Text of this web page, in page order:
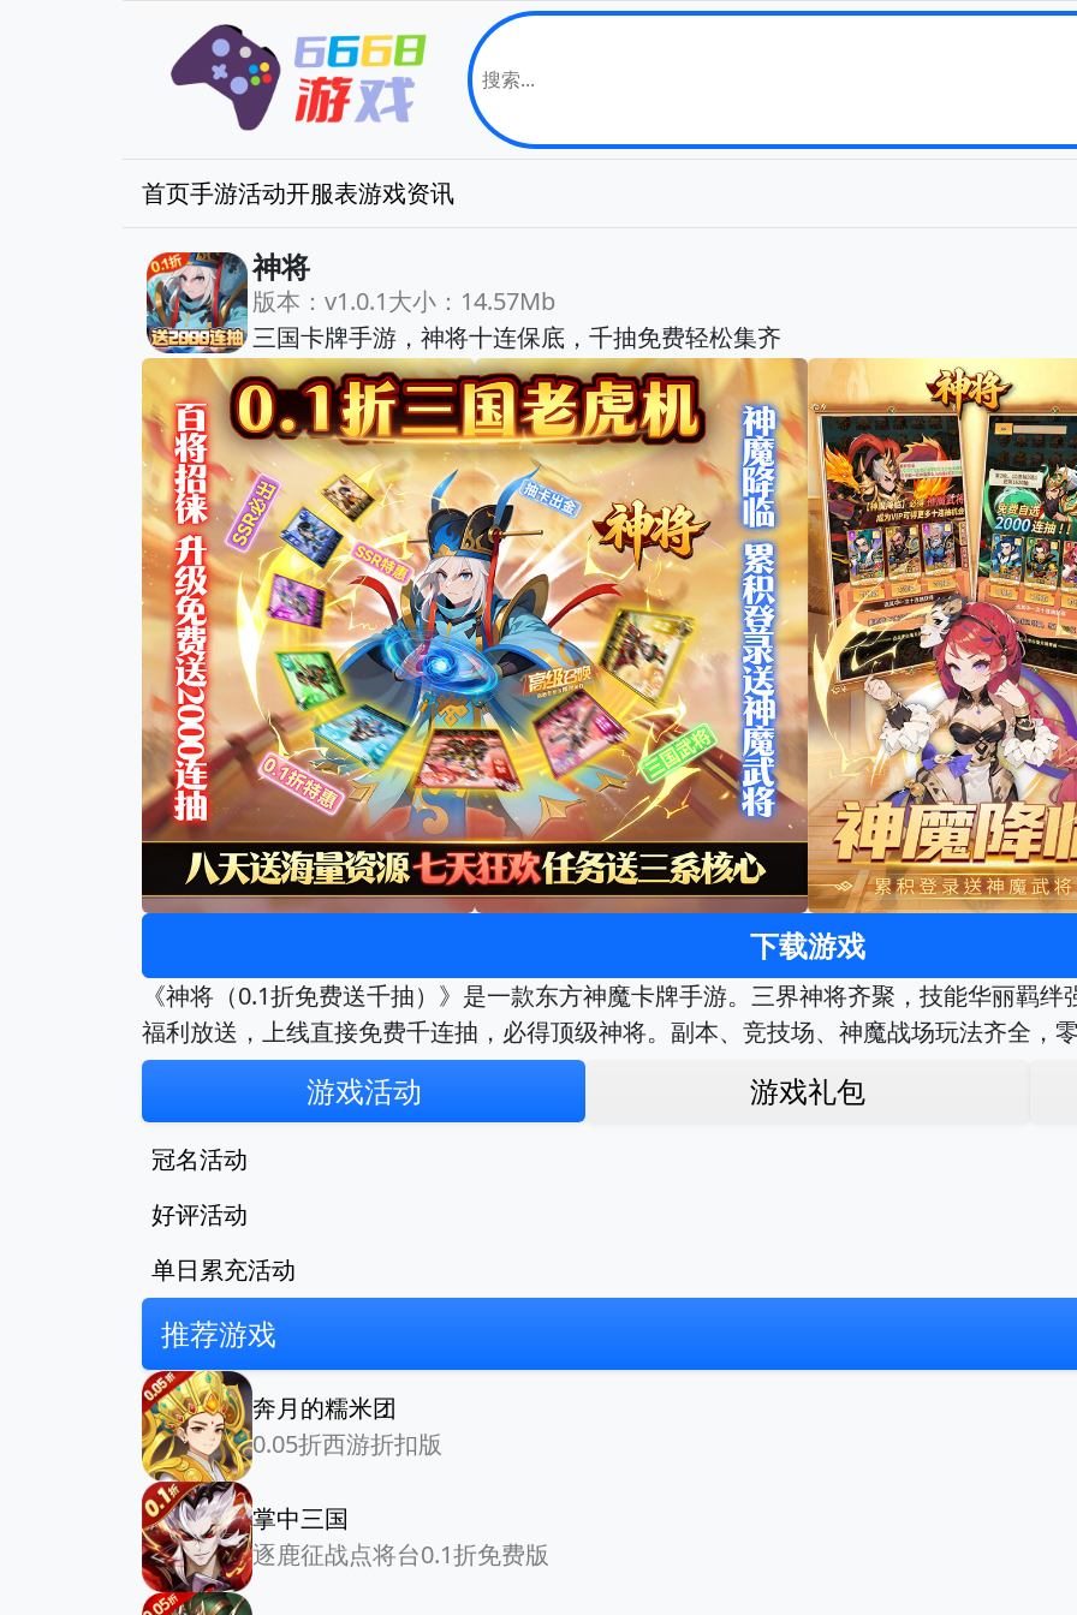
首页手游活动开服表游戏资讯
神将
版本：v1.0.1大小：14.57Mb
三国卡牌手游，神将十连保底，千抽免费轻松集齐
下载游戏
《神将（0.1折免费送千抽）》是一款东方神魔卡牌手游。三界神将齐聚，技能华丽羁
福利放送，上线直接免费千连抽，必得顶级神将。副本、竞技场、神魔战场玩法齐全，
游戏活动 游戏礼包
冠名活动
好评活动
单日累充活动
推荐游戏
奔月的糯米团
0.05折西游折扣版
掌中三国
逐鹿征战点将台0.1折免费版